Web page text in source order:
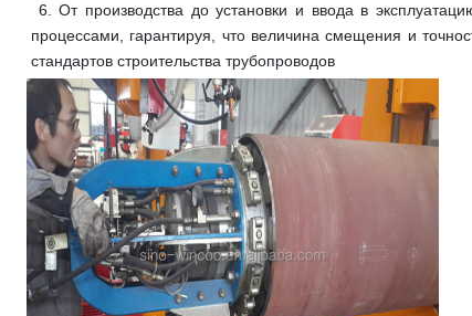
6. От производства до установки и ввода в
процессами, гарантируя, что величина смещения и
стандартов строительства трубопроводов